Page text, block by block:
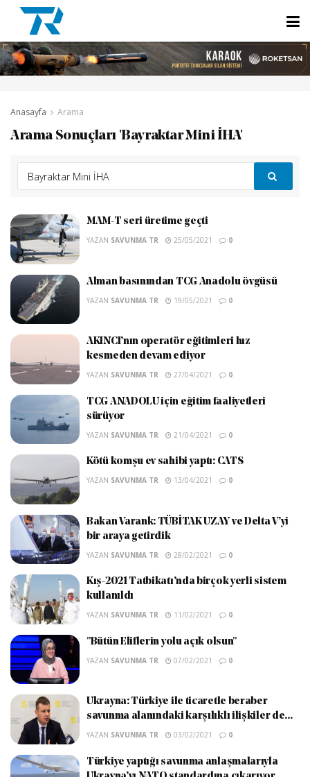
Anasayfa Arama
Arama Sonuçları 'Bayraktar Mini İHA'
MAM-T seri üretime geçti
YAZAN SAVUNMA TR 25/05/2021 0
Alman basınından TCG Anadolu övgüsü
YAZAN SAVUNMA TR 19/05/2021 0
AKINCI’nın operatör eğitimleri hız
kesmeden devam ediyor
YAZAN SAVUNMA TR 27/04/2021 0
TCG ANADOLU için eğitim faaliyetleri
sürüyor
YAZAN SAVUNMA TR 21/04/2021 0
Kötü komşu ev sahibi yaptı: CATS
YAZAN SAVUNMA TR 13/04/2021 0
Bakan Varank: TÜBİTAK UZAY ve Delta V’yi
bir araya getirdik
YAZAN SAVUNMA TR 28/02/2021 0
Kış-2021 Tatbikatı’nda birçok yerli sistem
kullanıldı
YAZAN SAVUNMA TR 11/02/2021 0
"Bütün Eliflerin yolu açık olsun"
YAZAN SAVUNMA TR 07/02/2021 0
Ukrayna: Türkiye ile ticaretle beraber
savunma alanındaki karşılıklı ilişkiler de...
YAZAN SAVUNMA TR 03/02/2021 0
Türkiye yaptığı savunma anlaşmalarıyla